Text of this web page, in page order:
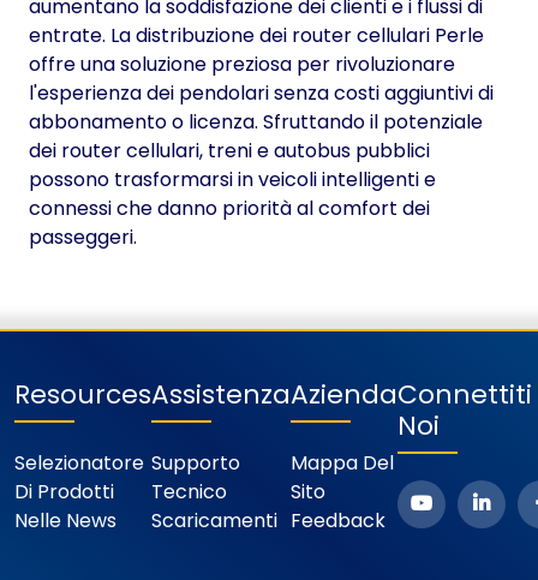
aumentano la soddisfazione dei clienti e i flussi di
entrate. La distribuzione dei router cellulari Perle
offre una soluzione preziosa per rivoluzionare
l'esperienza dei pendolari senza costi aggiuntivi di
abbonamento o licenza. Sfruttando il potenziale
dei router cellulari, treni e autobus pubblici
possono trasformarsi in veicoli intelligenti e
connessi che danno priorità al comfort dei
passeggeri.
Resources
Selezionatore
Di Prodotti
Nelle News
Assistenza
Supporto
Tecnico
Scaricamenti
Azienda
Mappa Del
Sito
Feedback
Connettiti
Noi